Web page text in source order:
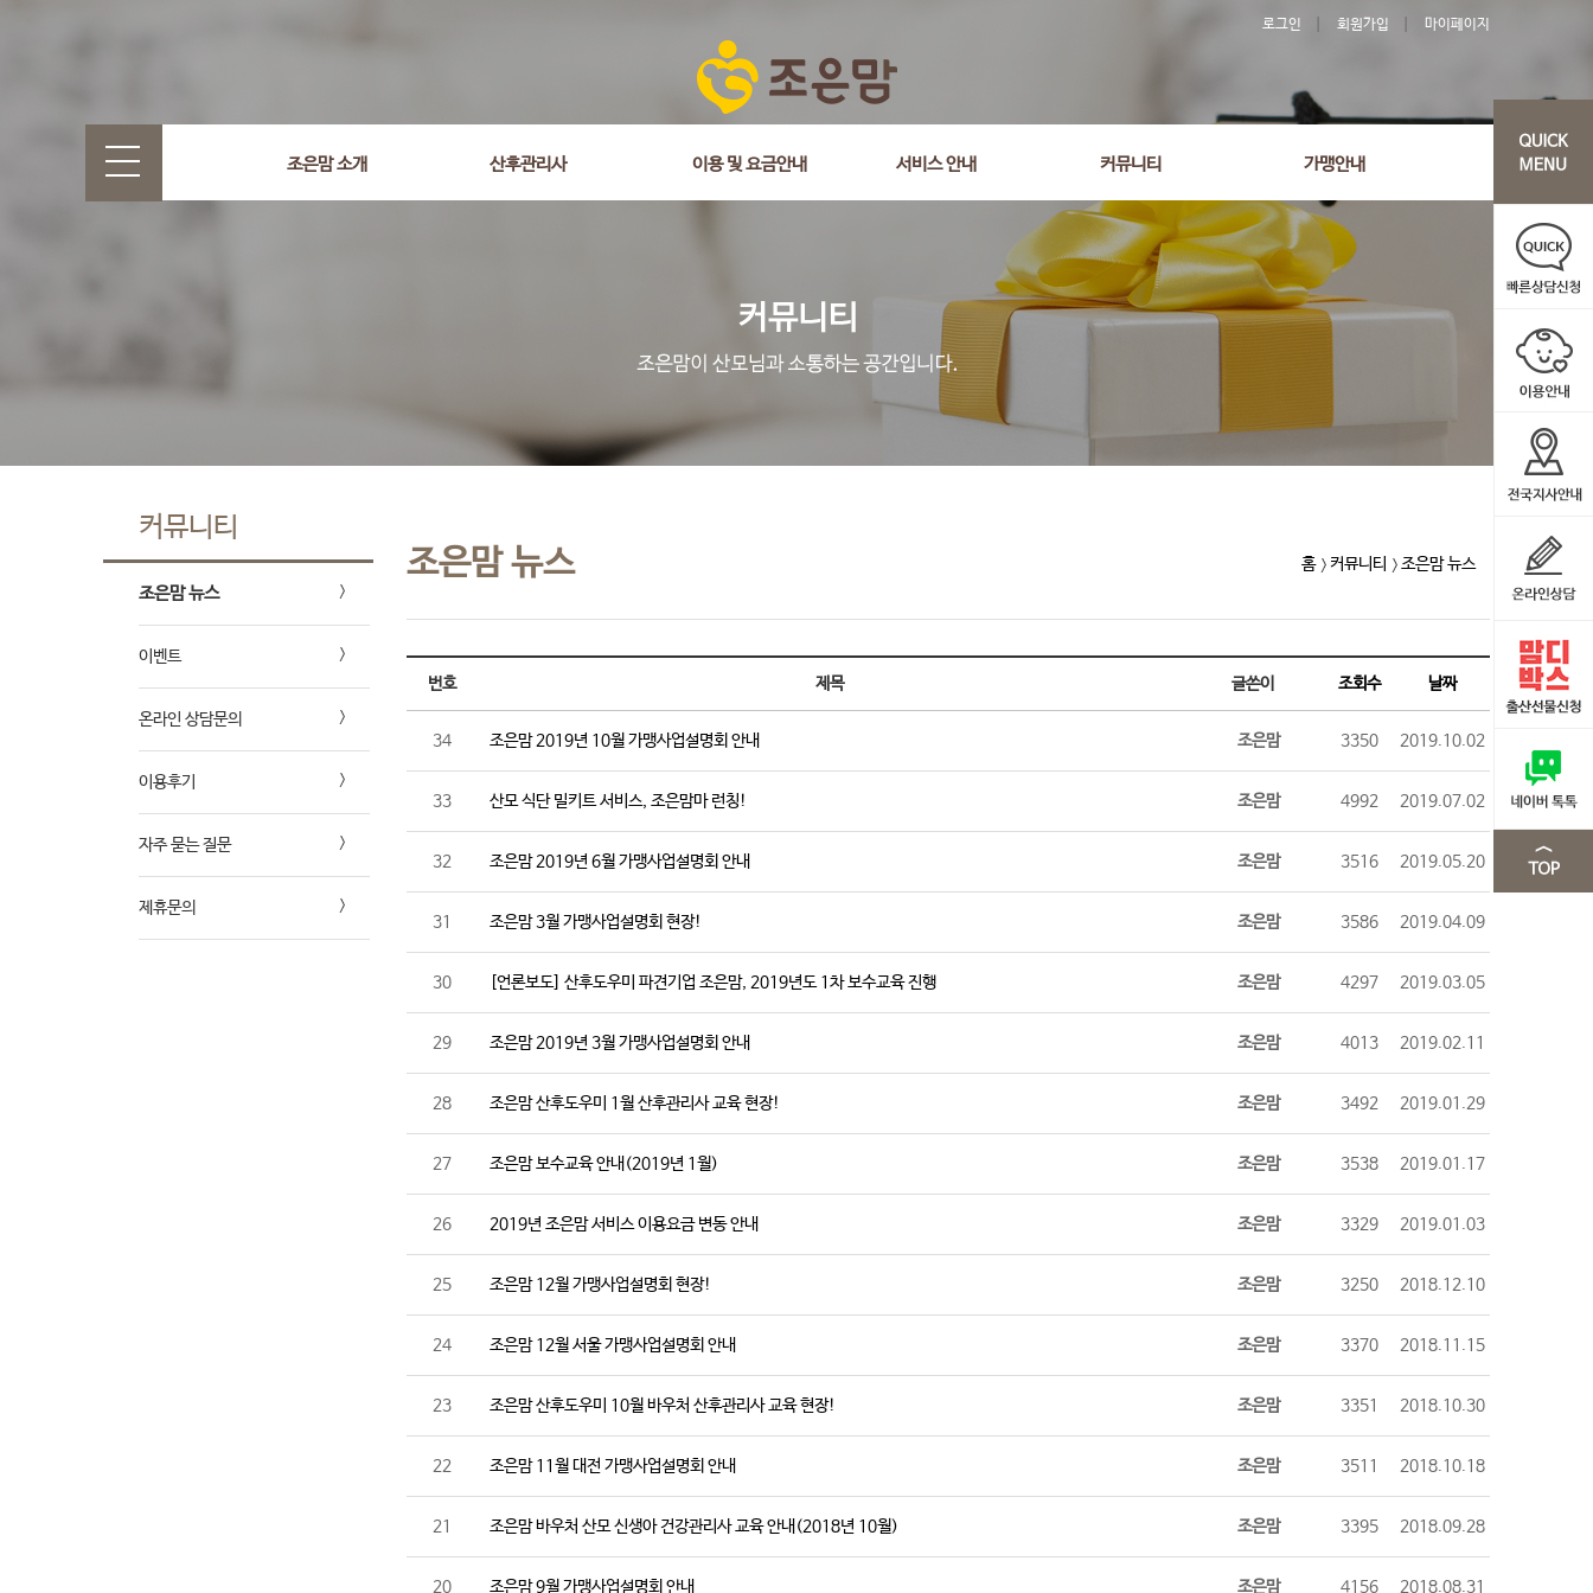
로그인 회원가입 마이페이지
조은맘 소개 산후관리사 이용 및 요금안내 서비스 안내 커뮤니티 가맹안내
커뮤니티
조은맘 뉴스
이벤트
온라인 상담문의
이용후기
자주 묻는 질문
제휴문의
조은맘 뉴스 홈 커뮤니티 조은맘 뉴스
번호 제목 글쓴이 조회수 날짜
34 조은맘 2019년 10월 가맹사업설명회 안내 조은맘 3350 2019.10.02
33 산모 식단 밀키트 서비스, 조은맘마 런칭! 조은맘 4992 2019.07.02
32 조은맘 2019년 6월 가맹사업설명회 안내 조은맘 3516 2019.05.20
31 조은맘 3월 가맹사업설명회 현장! 조은맘 3586 2019.04.09
30 [언론보도] 산후도우미 파견기업 조은맘, 2019년도 1차 보수교육 진행 조은맘 4297 2019.03.05
29 조은맘 2019년 3월 가맹사업설명회 안내 조은맘 4013 2019.02.11
28 조은맘 산후도우미 1월 산후관리사 교육 현장! 조은맘 3492 2019.01.29
27 조은맘 보수교육 안내(2019년 1월) 조은맘 3538 2019.01.17
26 2019년 조은맘 서비스 이용요금 변동 안내 조은맘 3329 2019.01.03
25 조은맘 12월 가맹사업설명회 현장! 조은맘 3250 2018.12.10
24 조은맘 12월 서울 가맹사업설명회 안내 조은맘 3370 2018.11.15
23 조은맘 산후도우미 10월 바우처 산후관리사 교육 현장! 조은맘 3351 2018.10.30
22 조은맘 11월 대전 가맹사업설명회 안내 조은맘 3511 2018.10.18
21 조은맘 바우처 산모 신생아 건강관리사 교육 안내(2018년 10월) 조은맘 3395 2018.09.28
20 조은맘 9월 가맹사업설명회 안내 조은맘 4156 2018.08.31